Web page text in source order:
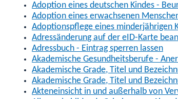
Adoption eines deutschen Kindes -
Adoption eines erwachsenen
Adoptionspflege eines minderjährigen
Adressänderung auf der eID-Karte
Adressbuch - Eintrag sperren lassen
Akademische Gesundheitsberufe -
Akademische Grade, Titel und
Akademische Grade, Titel und
Akteneinsicht in und außerhalb von